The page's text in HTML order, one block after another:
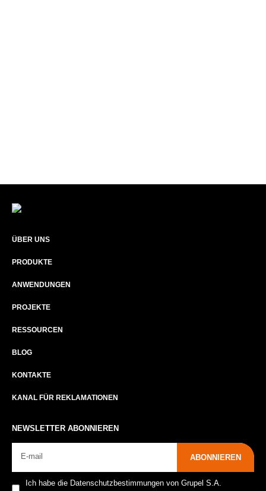
ÜBER UNS​
PRODUKTE
ANWENDUNGEN
PROJEKTE
RESSOURCEN
BLOG
KONTAKTE
KANAL FÜR REKLAMATIONEN
NEWSLETTER ABONNIEREN
ABONNIEREN
Ich habe die Datenschutzbestimmungen von Grupel S.A.